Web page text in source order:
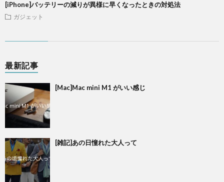
[iPhone]バッテリーの減りが異様に早くなったときの対処法
ガジェット
最新記事
[Mac]Mac mini M1 がいい感じ
[雑記]あの日憧れた大人って